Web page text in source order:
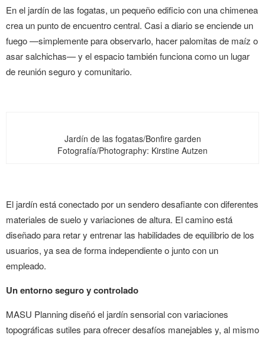
En el jardín de las fogatas, un pequeño edificio con una chimenea
crea un punto de encuentro central. Casi a diario se enciende un
fuego —simplemente para observarlo, hacer palomitas de maíz o
asar salchichas— y el espacio también funciona como un lugar
de reunión seguro y comunitario.
Jardín de las fogatas/Bonfire garden
Fotografía/Photography: Kirstine Autzen
El jardín está conectado por un sendero desafiante con diferentes
materiales de suelo y variaciones de altura. El camino está
diseñado para retar y entrenar las habilidades de equilibrio de los
usuarios, ya sea de forma independiente o junto con un
empleado.
Un entorno seguro y controlado
MASU Planning diseñó el jardín sensorial con variaciones
topográficas sutiles para ofrecer desafíos manejables y, al mismo